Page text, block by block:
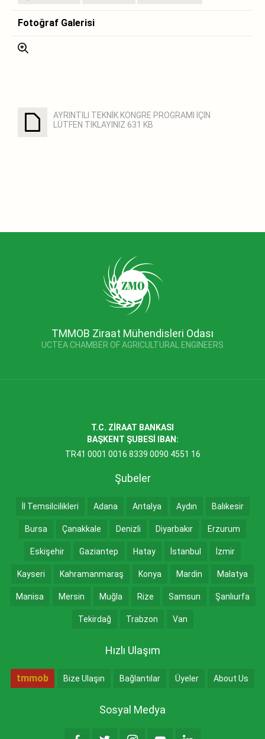
Fotoğraf Galerisi
AYRINTILI TEKNİK KONGRE PROGRAMI İÇİN
LÜTFEN TIKLAYINIZ 631 KB
TMMOB Ziraat Mühendisleri Odası
UCTEA CHAMBER OF AGRICULTURAL ENGINEERS
T.C. ZİRAAT BANKASI
BAŞKENT ŞUBESİ IBAN:
TR41 0001 0016 8339 0090 4551 16
Şubeler
İl Temsilcilikleri Adana Antalya Aydın Balıkesir
Bursa Çanakkale Denizli Diyarbakır Erzurum
Eskişehir Gaziantep Hatay İstanbul İzmir
Kayseri Kahramanmaraş Konya Mardin Malatya
Manisa Mersin Muğla Rize Samsun Şanlıurfa
Tekirdağ Trabzon Van
Hızlı Ulaşım
tmmob Bize Ulaşın Bağlantılar Üyeler About Us
Sosyal Medya